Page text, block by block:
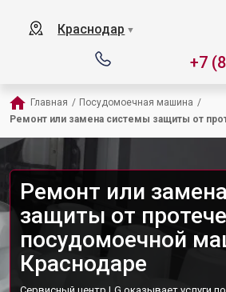
Краснодар ▼
+7
Главная / Посудомоечная машина /
Ремонт или замена системы защиты от
Ремонт или
защиты от
посудомоечной
Краснодаре